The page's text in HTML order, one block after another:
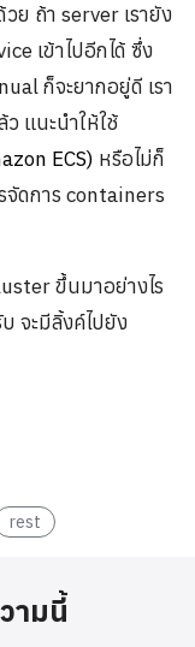
ย ถ้า server เรายัง
เข้าไปอีกได้ ซึ่ง
ก็จะยากอยู่ดี เรา
แนะนำให้ใช้
ECS) หรือไม่ก็
จัดการ containers
ขึ้นมาอย่างไร
จะมีลิ้งค์ไปยัง
rest
ามนี้